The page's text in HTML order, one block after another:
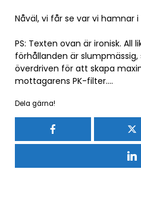
Nåväl, vi får se var vi hamnar
PS: Texten ovan är ironisk. All
förhållanden är
överdriven för att skapa
mottagarens PK-filter….
Dela gärna!